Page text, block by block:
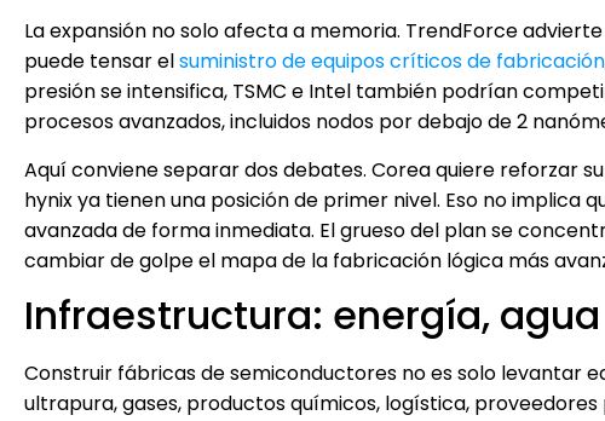
La expansión no solo afecta a memoria. TrendForce
puede tensar elsuministro de equipos críticos de fabricación
presión se intensifica, TSMC e Intel también podrían
procesos avanzados, incluidos nodos por debajo de 2
Aquí conviene separar dos debates. Corea quiere reforzar
hynix ya tienen una posición de primer nivel. Eso no implica
avanzada de forma inmediata. El grueso del plan se
cambiar de golpe el mapa de la fabricación lógica más
Infraestructura: energía,
Construir fábricas de semiconductores no es solo levantar
ultrapura, gases, productos químicos, logística,